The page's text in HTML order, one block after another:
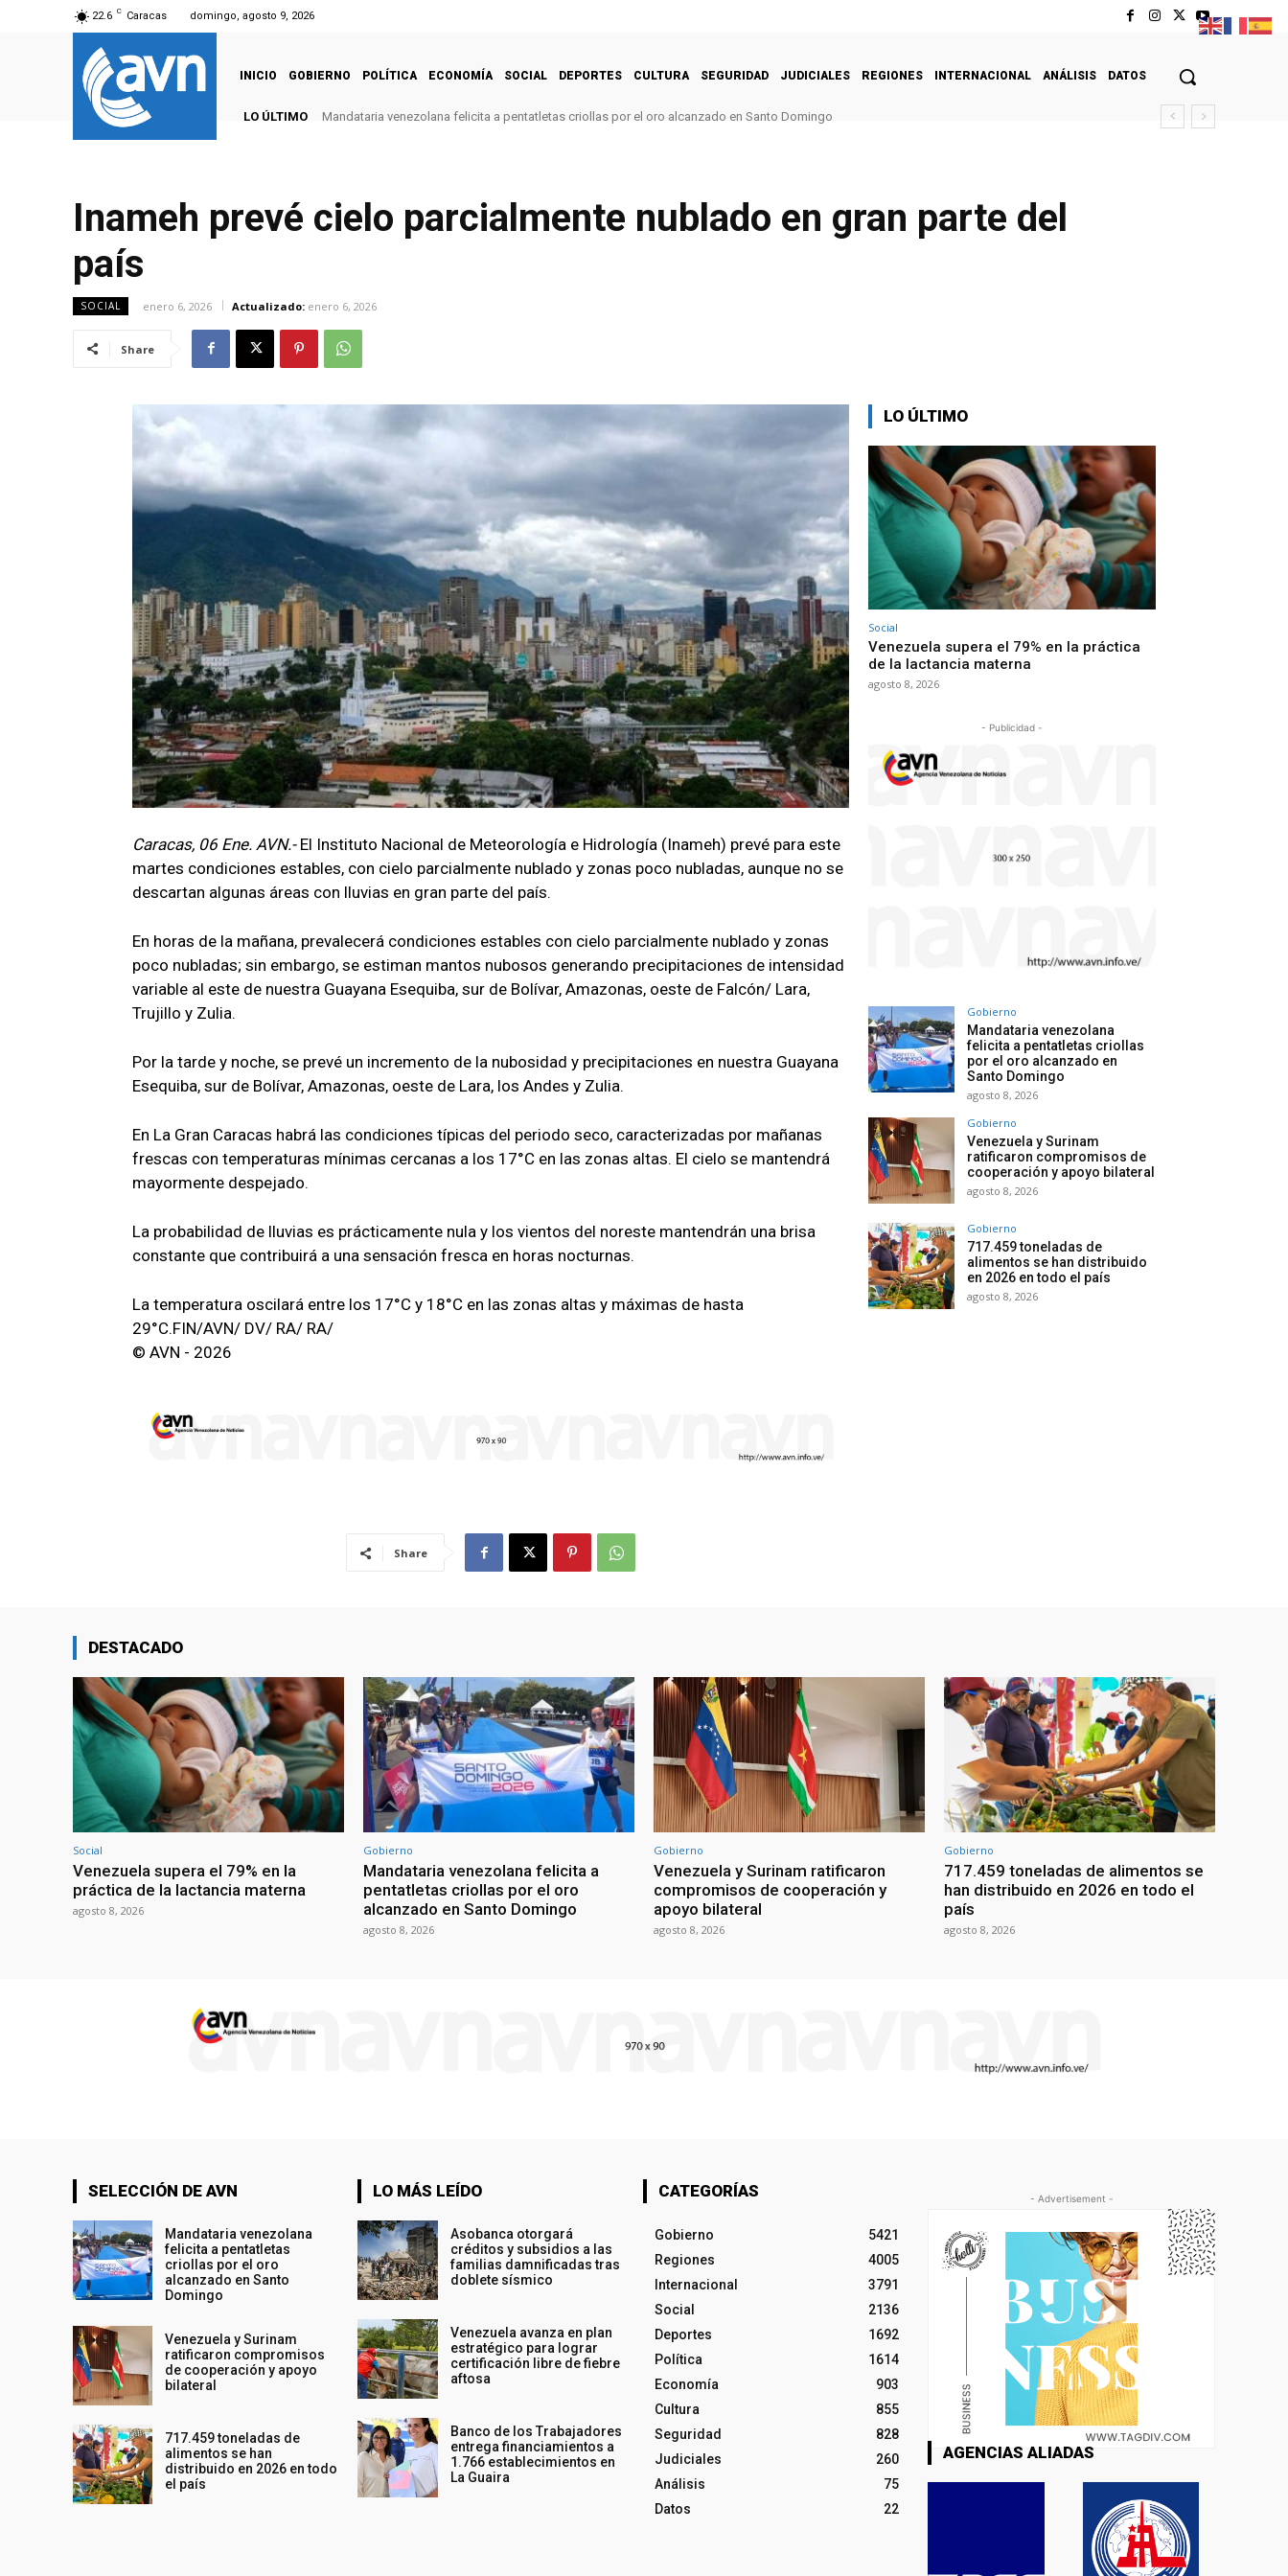
22.6 C Caracas domingo, agosto 9, 2026
INICIO GOBIERNO POLÍTICA ECONOMÍA SOCIAL DEPORTES CULTURA SEGURIDAD JUDICIALES REGIONES INTERNACIONAL ANÁLISIS DATOS
LO ÚLTIMO Mandataria venezolana felicita a pentatletas criollas por el oro alcanzado en Santo Domingo
Inameh prevé cielo parcialmente nublado en gran parte del
país
SOCIAL enero 6, 2026 Actualizado: enero 6, 2026
Share
Caracas, 06 Ene. AVN.- El Instituto Nacional de Meteorología e Hidrología (Inameh) prevé para este
martes condiciones estables, con cielo parcialmente nublado y zonas poco nubladas, aunque no se
descartan algunas áreas con lluvias en gran parte del país.
En horas de la mañana, prevalecerá condiciones estables con cielo parcialmente nublado y zonas
poco nubladas; sin embargo, se estiman mantos nubosos generando precipitaciones de intensidad
variable al este de nuestra Guayana Esequiba, sur de Bolívar, Amazonas, oeste de Falcón/ Lara,
Trujillo y Zulia.
Por la tarde y noche, se prevé un incremento de la nubosidad y precipitaciones en nuestra Guayana
Esequiba, sur de Bolívar, Amazonas, oeste de Lara, los Andes y Zulia.
En La Gran Caracas habrá las condiciones típicas del periodo seco, caracterizadas por mañanas
frescas con temperaturas mínimas cercanas a los 17°C en las zonas altas. El cielo se mantendrá
mayormente despejado.
La probabilidad de lluvias es prácticamente nula y los vientos del noreste mantendrán una brisa
constante que contribuirá a una sensación fresca en horas nocturnas.
La temperatura oscilará entre los 17°C y 18°C en las zonas altas y máximas de hasta
29°C.FIN/AVN/ DV/ RA/ RA/
© AVN - 2026
Share
LO ÚLTIMO
Social
Venezuela supera el 79% en la práctica
de la lactancia materna
agosto 8, 2026
- Publicidad -
Gobierno
Mandataria venezolana
felicita a pentatletas criollas
por el oro alcanzado en
Santo Domingo
agosto 8, 2026
Gobierno
Venezuela y Surinam
ratificaron compromisos de
cooperación y apoyo bilateral
agosto 8, 2026
Gobierno
717.459 toneladas de
alimentos se han distribuido
en 2026 en todo el país
agosto 8, 2026
DESTACADO
Social
Venezuela supera el 79% en la
práctica de la lactancia materna
agosto 8, 2026
Gobierno
Mandataria venezolana felicita a
pentatletas criollas por el oro
alcanzado en Santo Domingo
agosto 8, 2026
Gobierno
Venezuela y Surinam ratificaron
compromisos de cooperación y
apoyo bilateral
agosto 8, 2026
Gobierno
717.459 toneladas de alimentos se
han distribuido en 2026 en todo el
país
agosto 8, 2026
SELECCIÓN DE AVN
Mandataria venezolana
felicita a pentatletas
criollas por el oro
alcanzado en Santo
Domingo
Venezuela y Surinam
ratificaron compromisos
de cooperación y apoyo
bilateral
717.459 toneladas de
alimentos se han
distribuido en 2026 en todo
el país
LO MÁS LEÍDO
Asobanca otorgará
créditos y subsidios a las
familias damnificadas tras
doblete sísmico
Venezuela avanza en plan
estratégico para lograr
certificación libre de fiebre
aftosa
Banco de los Trabajadores
entrega financiamientos a
1.766 establecimientos en
La Guaira
CATEGORÍAS
Gobierno
5421
Regiones
4005
Internacional
3791
Social
2136
Deportes
1692
Política
1614
Economía
903
Cultura
855
Seguridad
828
Judiciales
260
Análisis
75
Datos
22
- Advertisement -
AGENCIAS ALIADAS